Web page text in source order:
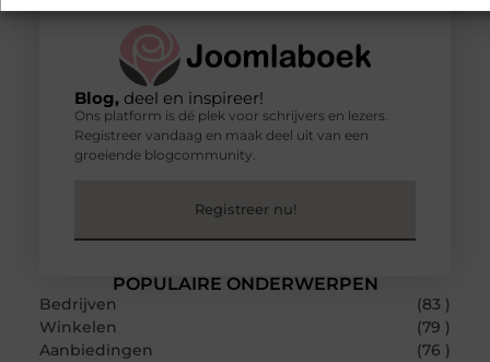
POPULAIRE ONDERWERPEN
Bedrijven
(83 )
Winkelen
(79 )
Aanbiedingen
(76 )
Blog,deel en inspireer!
Ons platform is dé plek voor schrijvers en lezers.
Registreer vandaag en maak deel uit van een
groeiende blogcommunity.
Registreer nu!